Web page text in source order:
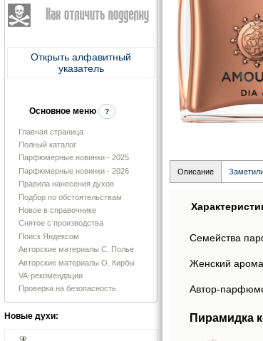
Открыть алфавитный
указатель
Основное меню ?
Главная страница
Полный каталог
Парфюмерные новинки - 2025
Парфюмерные новинки - 2026
Правила нанесения духов
Подбор по обстоятельствам
Новое в справочнике
Снятое с производства
Поиск Яндексом
Авторские материалы С. Полье
Авторские материалы О. Кирбы
VA-рекомендации
Проверка на безопасность
Новые духи:
Описание
Семейства
Женский
Автор-
Пирамидка